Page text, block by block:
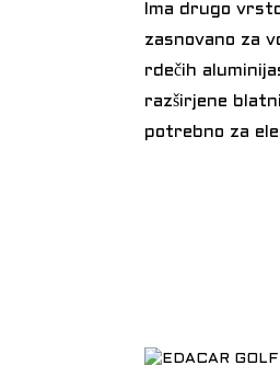
Ima drugo
zasnovano za
rdečih
razširjene
potrebno za